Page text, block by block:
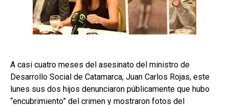
A casi cuatro meses del asesinato del ministro de
Desarrollo Social de Catamarca, Juan Carlos Rojas, este
lunes sus dos hijos denunciaron públicamente que hubo
“encubrimiento” del crimen y mostraron fotos del